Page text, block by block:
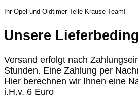
Ihr Opel und Oldtimer Teile Krause Team!
Unsere
Versand erfolgt nach
Stunden. Eine Zahlung per
Hier berechnen wir Ihnen eine
i.H.v. 6 Euro